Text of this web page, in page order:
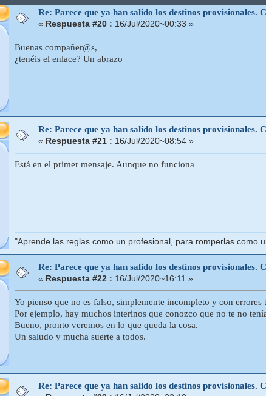
Re: Parece que ya han salido los destinos provisionales.
« Respuesta #20 : 16/Jul/2020~00:33 »
Buenas compañer@s,
¿tenéis el enlace? Un abrazo
Re: Parece que ya han salido los destinos provisionales.
« Respuesta #21 : 16/Jul/2020~08:54 »
Está en el primer mensaje. Aunque no funciona
"Aprende las reglas como un profesional, para romperlas como
Re: Parece que ya han salido los destinos provisionales.
« Respuesta #22 : 16/Jul/2020~16:11 »
Yo pienso que no es falso, simplemente incompleto y con errores
Por ejemplo, hay muchos interinos que conozco que no te no
Bueno, pronto veremos en lo que queda la cosa.
Un saludo y mucha suerte a todos.
Re: Parece que ya han salido los destinos provisionales.